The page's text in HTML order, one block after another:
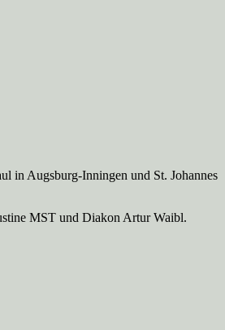
in Augsburg-Inningen und St. Johannes
MST und Diakon Artur Waibl.